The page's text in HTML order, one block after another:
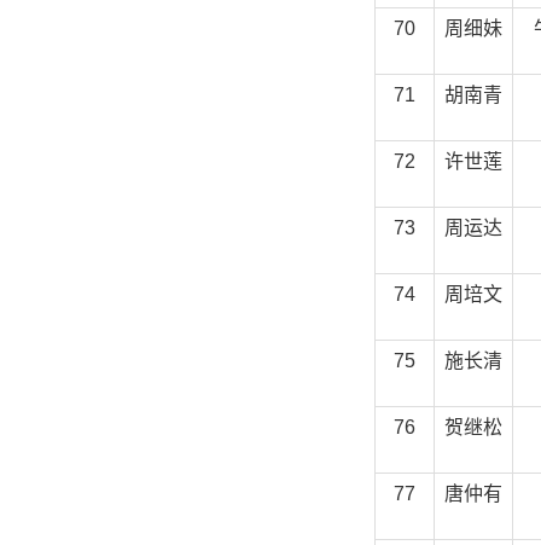
70 周细妹
71 胡南青
72 许世莲
73 周运达
74 周培文
75 施长清
76 贺继松
77 唐仲有